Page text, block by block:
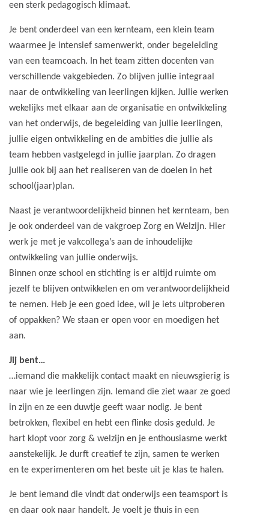
een sterk pedagogisch klimaat.
Je bent onderdeel van een kernteam, een klein team
waarmee je intensief samenwerkt, onder begeleiding
van een teamcoach. In het team zitten docenten van
verschillende vakgebieden. Zo blijven jullie integraal
naar de ontwikkeling van leerlingen kijken. Jullie werken
wekelijks met elkaar aan de organisatie en ontwikkeling
van het onderwijs, de begeleiding van jullie leerlingen,
jullie eigen ontwikkeling en de ambities die jullie als
team hebben vastgelegd in jullie jaarplan. Zo dragen
jullie ook bij aan het realiseren van de doelen in het
school(jaar)plan.
Naast je verantwoordelijkheid binnen het kernteam, ben
je ook onderdeel van de vakgroep Zorg en Welzijn. Hier
werk je met je vakcollega’s aan de inhoudelijke
ontwikkeling van jullie onderwijs.
Binnen onze school en stichting is er altijd ruimte om
jezelf te blijven ontwikkelen en om verantwoordelijkheid
te nemen. Heb je een goed idee, wil je iets uitproberen
of oppakken? We staan er open voor en moedigen het
aan.
Jij bent…
…iemand die makkelijk contact maakt en nieuwsgierig is
naar wie je leerlingen zijn. Iemand die ziet waar ze goed
in zijn en ze een duwtje geeft waar nodig. Je bent
betrokken, flexibel en hebt een flinke dosis geduld. Je
hart klopt voor zorg & welzijn en je enthousiasme werkt
aanstekelijk. Je durft creatief te zijn, samen te werken
en te experimenteren om het beste uit je klas te halen.
Je bent iemand die vindt dat onderwijs een teamsport is
en daar ook naar handelt. Je voelt je thuis in een